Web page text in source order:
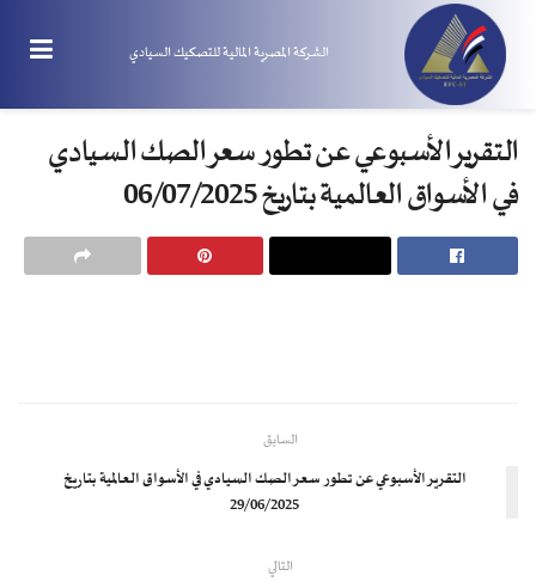
الشركة المصرية المالية للتصكيك السيادي
التقرير الأسبوعي عن تطور سعر الصك السيادي
في الأسواق العالمية بتاريخ 06/07/2025
السابق
التقرير الأسبوعي عن تطور سعر الصك السيادي في الأسواق العالمية بتاريخ
29/06/2025
التالي